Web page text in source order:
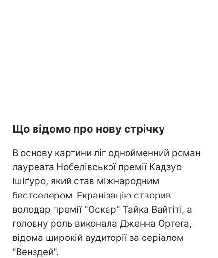
Що відомо про нову стрічку
В основу картини ліг однойменний роман
лауреата Нобелівської премії Кадзуо
Ішіґуро, який став міжнародним
бестселером. Екранізацію створив
володар премії "Оскар" Тайка Вайтіті, а
головну роль виконала Дженна Ортега,
відома широкій аудиторії за серіалом
"Венздей".